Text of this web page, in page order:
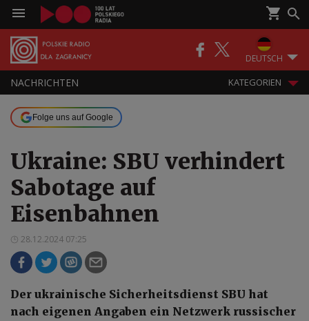
DEUTSCH
NACHRICHTEN KATEGORIEN
Folge uns auf Google
Ukraine: SBU verhindert
Sabotage auf
Eisenbahnen
28.12.2024 07:25
Der ukrainische Sicherheitsdienst SBU hat
nach eigenen Angaben ein Netzwerk russischer